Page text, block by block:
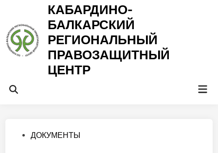
содержимому
КАБАРДИНО-
БАЛКАРСКИЙ
РЕГИОНАЛЬНЫЙ
ПРАВОЗАЩИТНЫЙ
ЦЕНТР
Открыть
Опубликовано
ДОКУМЕНТЫ